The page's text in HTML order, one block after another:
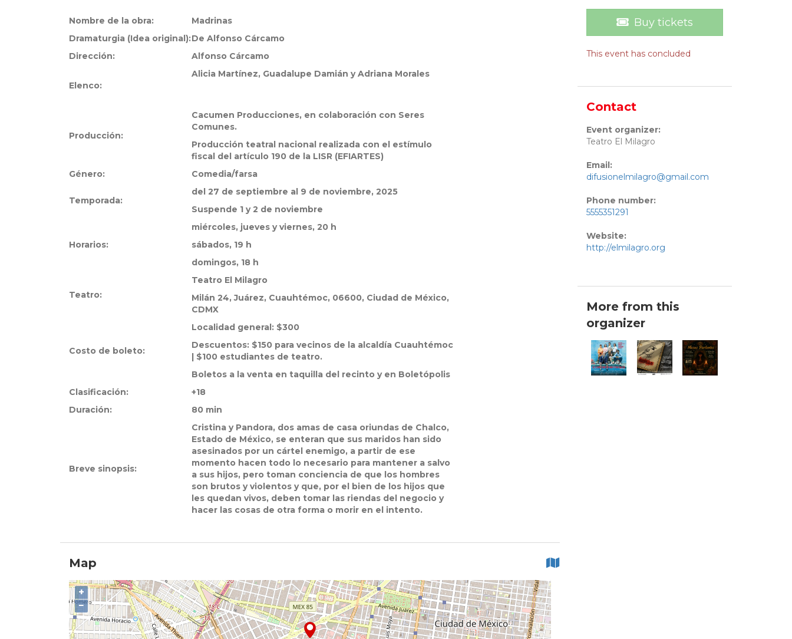
Nombre de la obra:
Madrinas
Dramaturgia (Idea original):De Alfonso Cárcamo
Dirección:
Alfonso Cárcamo
Elenco:
Alicia Martínez, Guadalupe Damián y Adriana Morales
Producción:
Cacumen Producciones, en colaboración con Seres
Comunes.
Producción teatral nacional realizada con el estímulo
fiscal del artículo 190 de la LISR (EFIARTES)
Género:
Comedia/farsa
Temporada:
del 27 de septiembre al 9 de noviembre, 2025
Suspende 1 y 2 de noviembre
Horarios:
miércoles, jueves y viernes, 20 h
sábados, 19 h
domingos, 18 h
Teatro:
Teatro El Milagro
Milán 24, Juárez, Cuauhtémoc, 06600, Ciudad de México,
CDMX
Costo de boleto:
Localidad general: $300
Descuentos: $150 para vecinos de la alcaldía Cuauhtémoc
| $100 estudiantes de teatro.
Boletos a la venta en taquilla del recinto y en Boletópolis
Clasificación:
+18
Duración:
80 min
Breve sinopsis:
Cristina y Pandora, dos amas de casa oriundas de Chalco,
Estado de México, se enteran que sus maridos han sido
asesinados por un cártel enemigo, a partir de ese
momento hacen todo lo necesario para mantener a salvo
a sus hijos, pero toman conciencia de que los hombres
son brutos y violentos y que, por el bien de los hijos que
les quedan vivos, deben tomar las riendas del negocio y
hacer las cosas de otra forma o morir en el intento.
Map
+
−
Buy tickets
This event has concluded
Contact
Event organizer:
Teatro El Milagro
Email:
difusionelmilagro@gmail.com
Phone number:
5555351291
Website:
http://elmilagro.org
More from this
organizer